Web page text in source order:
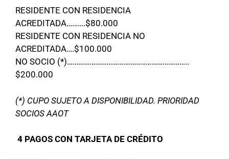
RESIDENTE CON RESIDENCIA
ACREDITADA……….$80.000
RESIDENTE CON RESIDENCIA NO
ACREDITADA….$100.000
NO SOCIO (*)………………………………………………………..
$200.000
(*) CUPO SUJETO A DISPONIBILIDAD. PRIORIDAD
SOCIOS AAOT
4 PAGOS CON TARJETA DE CRÉDITO